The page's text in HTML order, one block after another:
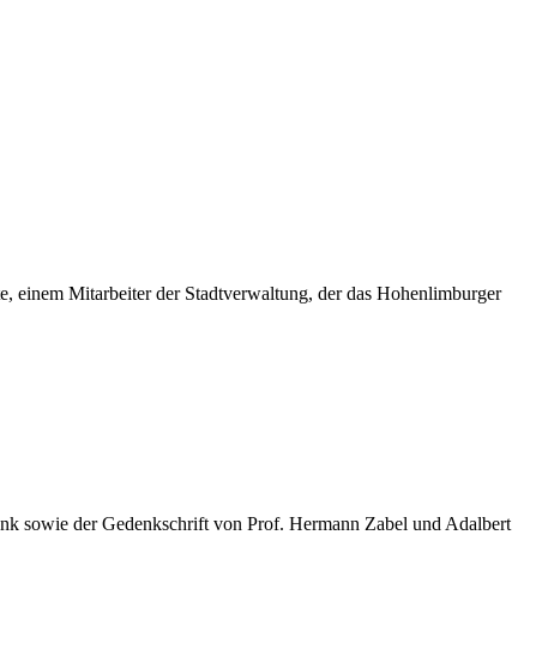
Mitarbeiter der Stadtverwaltung, der das Hohenlimburger
sowie der Gedenkschrift von Prof. Hermann Zabel und Adalbert